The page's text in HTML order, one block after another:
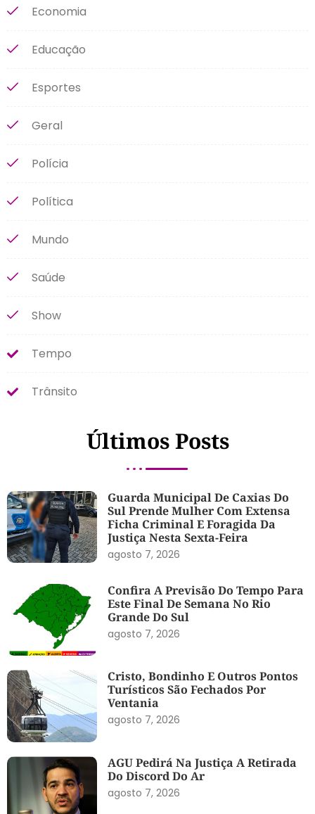
Economia
Educação
Esportes
Geral
Polícia
Política
Mundo
Saúde
Show
Tempo
Trânsito
Últimos Posts
Guarda Municipal De Caxias Do
Sul Prende Mulher Com Extensa
Ficha Criminal E Foragida Da
Justiça Nesta Sexta-Feira
agosto 7, 2026
Confira A Previsão Do Tempo Para
Este Final De Semana No Rio
Grande Do Sul
agosto 7, 2026
Cristo, Bondinho E Outros Pontos
Turísticos São Fechados Por
Ventania
agosto 7, 2026
AGU Pedirá Na Justiça A Retirada
Do Discord Do Ar
agosto 7, 2026